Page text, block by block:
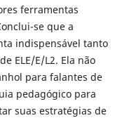
ferramentas
se que a
indispensável tanto
ELE/E/L2. Ela não
para falantes de
pedagógico para
suas estratégias de